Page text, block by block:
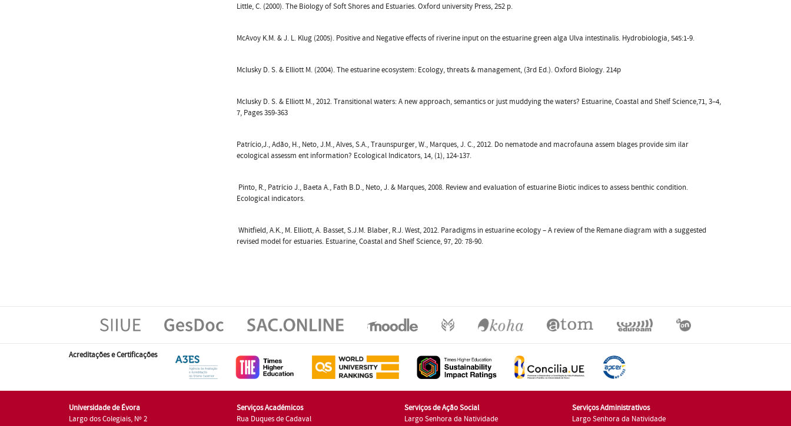
Little, C. (2000). The Biology of Soft Shores and Estuaries. Oxford university Press, 252 p.
McAvoy K.M. & J. L. Klug (2005). Positive and Negative effects of riverine input on the estuarine green alga Ulva intestinalis. Hydrobiologia, 545:1-9.
Mclusky D. S. & Elliott M. (2004). The estuarine ecosystem: Ecology, threats & management, (3rd Ed.). Oxford Biology. 214p
Mclusky D. S. & Elliott M., 2012. Transitional waters: A new approach, semantics or just muddying the waters? Estuarine, Coastal and Shelf Science,71, 3–4,
7, Pages 359-363
Patrício,J., Adão, H., Neto, J.M., Alves, S.A., Traunspurger, W., Marques, J. C., 2012. Do nematode and macrofauna assem blages provide sim ilar
ecological assessm ent information? Ecological Indicators, 14, (1), 124-137.
Pinto, R., Patrício J., Baeta A., Fath B.D., Neto, J. & Marques, 2008. Review and evaluation of estuarine Biotic indices to assess benthic condition.
Ecological indicators.
Whitfield, A.K., M. Elliott, A. Basset, S.J.M. Blaber, R.J. West, 2012. Paradigms in estuarine ecology – A review of the Remane diagram with a suggested
revised model for estuaries. Estuarine, Coastal and Shelf Science, 97, 20: 78-90.
Acreditações e Certificações
Universidade de Évora
Largo dos Colegiais, Nº 2
Serviços Académicos
Rua Duques de Cadaval
Serviços de Ação Social
Largo Senhora da Natividade
Serviços Administrativos
Largo Senhora da Natividade